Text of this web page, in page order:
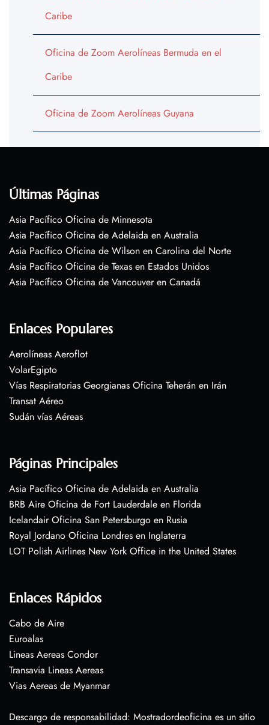
Caribe
Oficina de Zoom Aerolíneas Bermuda en el
Caribe
Oficina de Zoom Aerolíneas Guyana
Últimas Páginas
Asia Pacífico Oficina de Minnesota
Asia Pacífico Oficina de Adelaida en Australia
Asia Pacífico Oficina de Wilson en Carolina del Norte
Asia Pacífico Oficina de Texas en Estados Unidos
Asia Pacífico Oficina de Vancouver en Canadá
Enlaces Populares
Aerolíneas Aeroflot
VolarEgipto
Vías Respiratorias Georgianas Oficina Teherán en Irán
Transat Aéreo
Sudán vías Aéreas
Páginas Principales
Asia Pacífico Oficina de Adelaida en Australia
BRB Aire Oficina de Fort Lauderdale en Florida
Icelandair Oficina San Petersburgo en Rusia
Royal Jordano Oficina Londres en Inglaterra
LOT Polish Airlines New York Office in the United States
Enlaces Rápidos
Cabo de Aire
Euroalas
Lineas Aereas Condor
Transavia Lineas Aereas
Vias Aereas de Myanmar
Descargo de responsabilidad: Mostradordeoficina es un sitio